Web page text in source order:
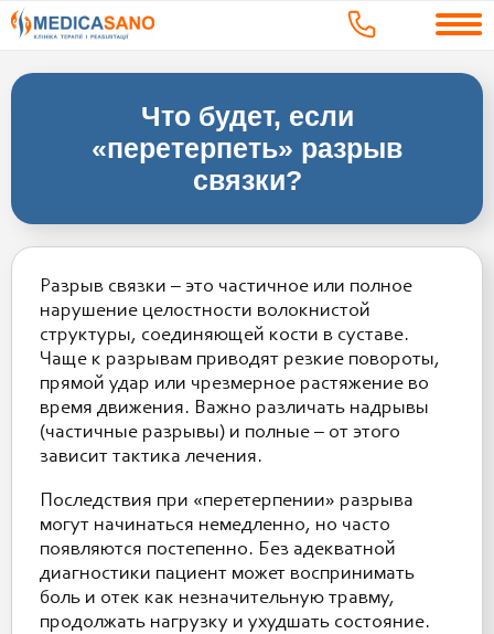
Что будет, если
«перетерпеть» разрыв
связки?
Разрыв связки – это частичное или полное
нарушение целостности волокнистой
структуры, соединяющей кости в суставе.
Чаще к разрывам приводят резкие повороты,
прямой удар или чрезмерное растяжение во
время движения. Важно различать надрывы
(частичные разрывы) и полные – от этого
зависит тактика лечения.
Последствия при «перетерпении» разрыва
могут начинаться немедленно, но часто
появляются постепенно. Без адекватной
диагностики пациент может воспринимать
боль и отек как незначительную травму,
продолжать нагрузку и ухудшать состояние.